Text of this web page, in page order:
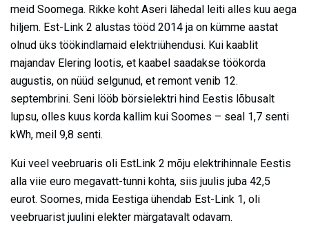
meid Soomega. Rikke koht Aseri lähedal leiti alles kuu aega
hiljem. Est-Link 2 alustas tööd 2014 ja on kümme aastat
olnud üks töökindlamaid elektriühendusi. Kui kaablit
majandav Elering lootis, et kaabel saadakse töökorda
augustis, on nüüd selgunud, et remont venib 12.
septembrini. Seni lööb börsielektri hind Eestis lõbusalt
lupsu, olles kuus korda kallim kui Soomes – seal 1,7 senti
kWh, meil 9,8 senti.
Kui veel veebruaris oli EstLink 2 mõju elektrihinnale Eestis
alla viie euro megavatt-tunni kohta, siis juulis juba 42,5
eurot. Soomes, mida Eestiga ühendab Est-Link 1, oli
veebruarist juulini elekter märgatavalt odavam.